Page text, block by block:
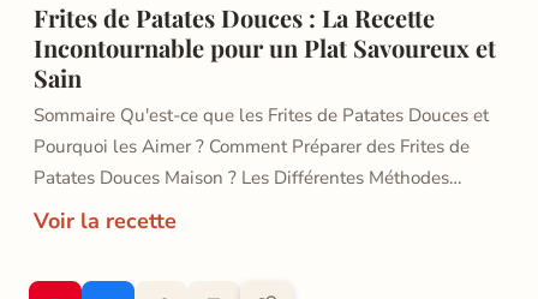
Frites de Patates Douces : La Recette
Incontournable pour un Plat Savoureux et
Sain
Sommaire Qu'est-ce que les Frites de Patates Douces et
Pourquoi les Aimer ? Comment Préparer des Frites de
Patates Douces Maison ? Les Différentes Méthodes…
Voir la recette